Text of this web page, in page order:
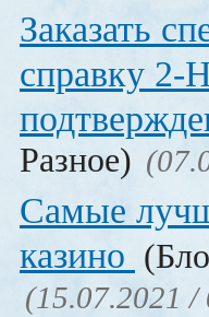
Заказать
справку
Разное)
Самые
казино
(15.07.2021 /